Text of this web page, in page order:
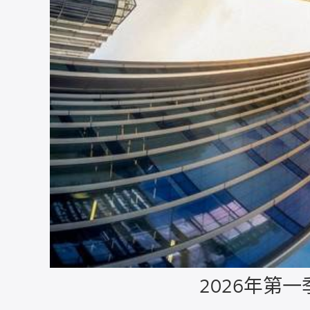
2026年第一